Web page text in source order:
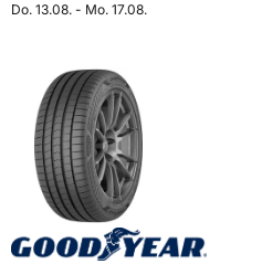
Do. 13.08. - Mo. 17.08.